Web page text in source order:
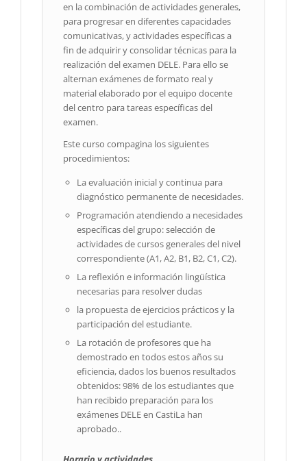
en la combinación de actividades generales,
para progresar en diferentes capacidades
comunicativas, y actividades específicas a
fin de adquirir y consolidar técnicas para la
realización del examen DELE. Para ello se
alternan exámenes de formato real y
material elaborado por el equipo docente
del centro para tareas específicas del
examen.
Este curso compagina los siguientes
procedimientos:
La evaluación inicial y continua para
diagnóstico permanente de necesidades.
Programación atendiendo a necesidades
específicas del grupo: selección de
actividades de cursos generales del nivel
correspondiente (A1, A2, B1, B2, C1, C2).
La reflexión e información lingüística
necesarias para resolver dudas
la propuesta de ejercicios prácticos y la
participación del estudiante.
La rotación de profesores que ha
demostrado en todos estos años su
eficiencia, dados los buenos resultados
obtenidos: 98% de los estudiantes que
han recibido preparación para los
exámenes DELE en CastiLa han
aprobado..